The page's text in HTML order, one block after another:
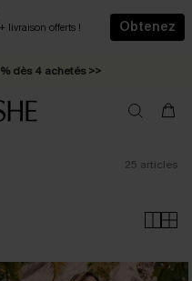
livraison offerts !
Obtenez
ouvrés >>
dès 4 achetés >>
25 articles